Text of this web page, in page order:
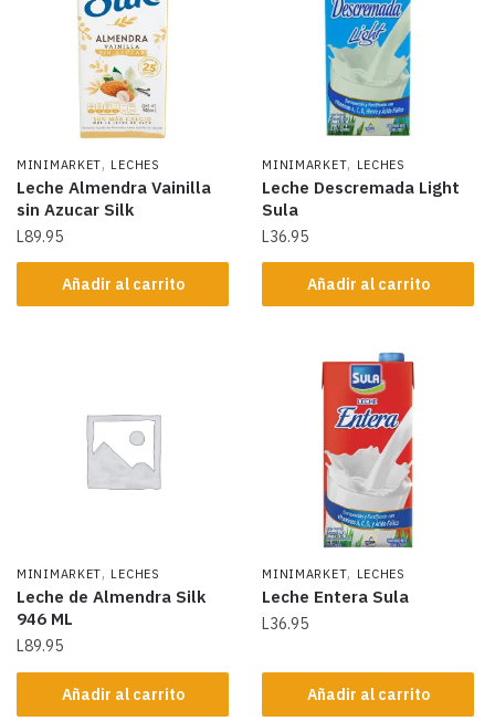
MINIMARKET, LECHES
Leche Almendra Vainilla
sin Azucar Silk
L89.95
Añadir al carrito
MINIMARKET, LECHES
Leche Descremada Light
Sula
L36.95
Añadir al carrito
MINIMARKET, LECHES
Leche de Almendra Silk
946 ML
L89.95
Añadir al carrito
MINIMARKET, LECHES
Leche Entera Sula
L36.95
Añadir al carrito